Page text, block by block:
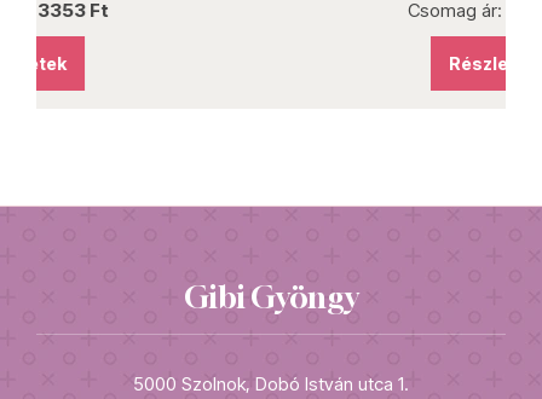
Gibi Gyöngy
5000 Szolnok, Dobó István utca 1.